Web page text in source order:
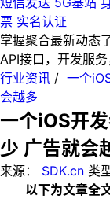
票 实名认证
掌握聚合最新动态
API接口，开发服
行业资讯 / 一个
会越多
一个iOS开
少 广告就会
来源： SDK.cn 类
以下为文章全文